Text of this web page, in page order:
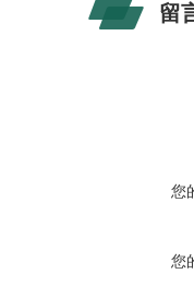
留
您
您